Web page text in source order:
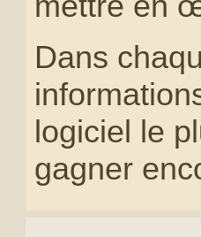
Dans
logiciel le
gagner